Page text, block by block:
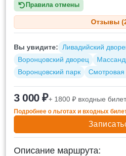
Правила отмены
Отзывы
Вы увидите:
Ливадийский
Воронцовский дворец
Воронцовский парк
Смотровая
3 000 ₽+ 1800 ₽ входные
Подробнее о льготах и входных
Описание маршрута: